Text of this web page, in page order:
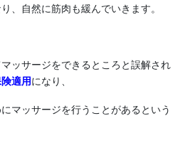
、自然に筋肉も緩んでいきます。
ッサージをできるところと誤解され
適用になり、
マッサージを行うことがあるという